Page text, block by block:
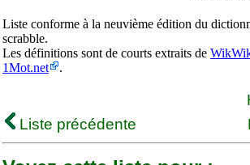
Liste conforme à la neuvième édition du
scrabble.
Les définitions sont de courts extraits de
1Mot.net
.
Liste précédente